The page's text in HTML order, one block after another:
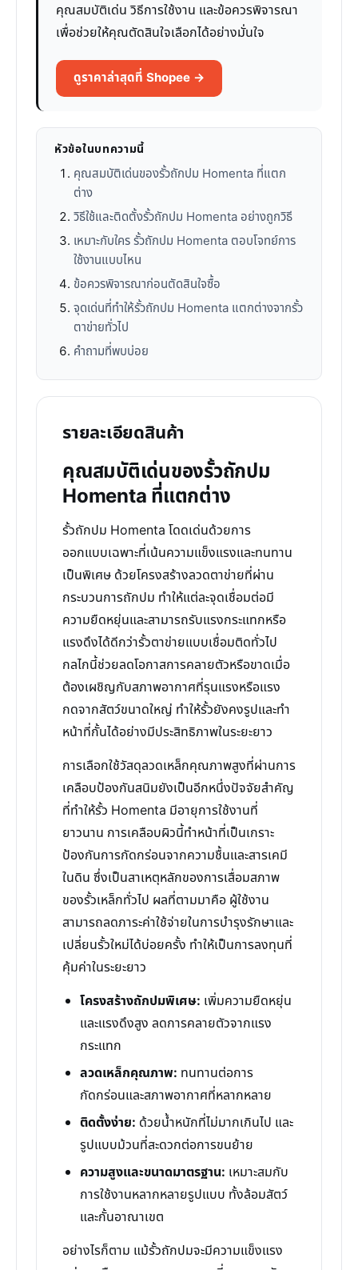
คุณสมบัติเด่น วิธีการใช้งาน และข้อควรพิจารณา
เพื่อช่วยให้คุณตัดสินใจเลือกได้อย่างมั่นใจ
ดูราคาล่าสุดที่ Shopee →
หัวข้อในบทความนี้
คุณสมบัติเด่นของรั้วถักปม Homenta ที่แตก
ต่าง
วิธีใช้และติดตั้งรั้วถักปม Homenta อย่างถูกวิธี
เหมาะกับใคร รั้วถักปม Homenta ตอบโจทย์การ
ใช้งานแบบไหน
ข้อควรพิจารณาก่อนตัดสินใจซื้อ
จุดเด่นที่ทำให้รั้วถักปม Homenta แตกต่างจากรั้ว
ตาข่ายทั่วไป
คำถามที่พบบ่อย
รายละเอียดสินค้า
คุณสมบัติเด่นของรั้วถักปม
Homenta ที่แตกต่าง
รั้วถักปม Homenta โดดเด่นด้วยการ
ออกแบบเฉพาะที่เน้นความแข็งแรงและทนทาน
เป็นพิเศษ ด้วยโครงสร้างลวดตาข่ายที่ผ่าน
กระบวนการถักปม ทำให้แต่ละจุดเชื่อมต่อมี
ความยืดหยุ่นและสามารถรับแรงกระแทกหรือ
แรงดึงได้ดีกว่ารั้วตาข่ายแบบเชื่อมติดทั่วไป
กลไกนี้ช่วยลดโอกาสการคลายตัวหรือขาดเมื่อ
ต้องเผชิญกับสภาพอากาศที่รุนแรงหรือแรง
กดจากสัตว์ขนาดใหญ่ ทำให้รั้วยังคงรูปและทำ
หน้าที่กั้นได้อย่างมีประสิทธิภาพในระยะยาว
การเลือกใช้วัสดุลวดเหล็กคุณภาพสูงที่ผ่านการ
เคลือบป้องกันสนิมยังเป็นอีกหนึ่งปัจจัยสำคัญ
ที่ทำให้รั้ว Homenta มีอายุการใช้งานที่
ยาวนาน การเคลือบผิวนี้ทำหน้าที่เป็นเกราะ
ป้องกันการกัดกร่อนจากความชื้นและสารเคมี
ในดิน ซึ่งเป็นสาเหตุหลักของการเสื่อมสภาพ
ของรั้วเหล็กทั่วไป ผลที่ตามมาคือ ผู้ใช้งาน
สามารถลดภาระค่าใช้จ่ายในการบำรุงรักษาและ
เปลี่ยนรั้วใหม่ได้บ่อยครั้ง ทำให้เป็นการลงทุนที่
คุ้มค่าในระยะยาว
โครงสร้างถักปมพิเศษ: เพิ่มความยืดหยุ่น
และแรงดึงสูง ลดการคลายตัวจากแรง
กระแทก
ลวดเหล็กคุณภาพ: ทนทานต่อการ
กัดกร่อนและสภาพอากาศที่หลากหลาย
ติดตั้งง่าย: ด้วยน้ำหนักที่ไม่มากเกินไป และ
รูปแบบม้วนที่สะดวกต่อการขนย้าย
ความสูงและขนาดมาตรฐาน: เหมาะสมกับ
การใช้งานหลากหลายรูปแบบ ทั้งล้อมสัตว์
และกั้นอาณาเขต
อย่างไรก็ตาม แม้รั้วถักปมจะมีความแข็งแรง